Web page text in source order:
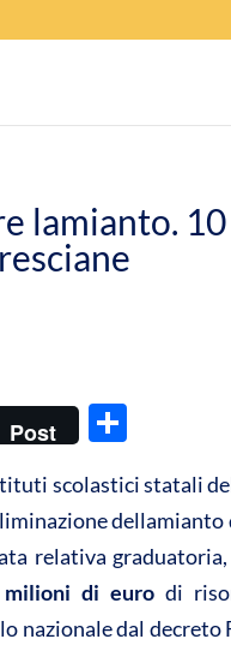
lamianto.
Post
n
di
vi
di
scolastici statali
dellamianto
relativa
milioni di eurodi
dal decreto